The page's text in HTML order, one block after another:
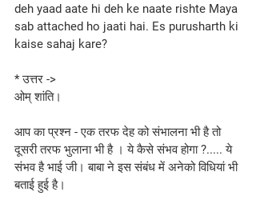
deh yaad aate hi deh ke naate rishte Maya
sab attached ho jaati hai. Es purusharth ki
kaise sahaj kare?
* उत्तर ->
ओम् शांति।
आप का प्रश्न - एक तरफ देह को संभालना भी है तो
दूसरी तरफ भुलाना भी है । ये कैसे संभव होगा ?..... ये
संभव है भाई जी। बाबा ने इस संबंध में अनेको विधियां भी
बताई हुई है।